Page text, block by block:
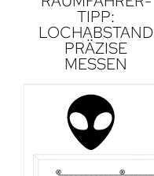
TIPP:
LOCHABSTAND
PRÄZISE
MESSEN